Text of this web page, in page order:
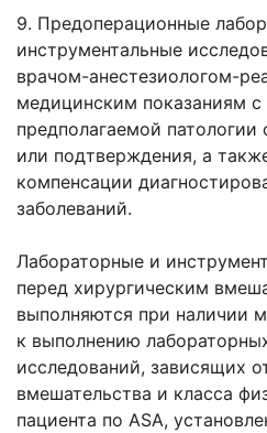
9. Предоперационные
инструментальные
врачом-анестезиологом-
медицинским показаниям с
предполагаемой
или подтверждения, а
компенсации
заболеваний.
Лабораторные и
перед хирургическим
выполняются при наличии
к выполнению
исследований, зависящих
вмешательства и класса
пациента по ASA,